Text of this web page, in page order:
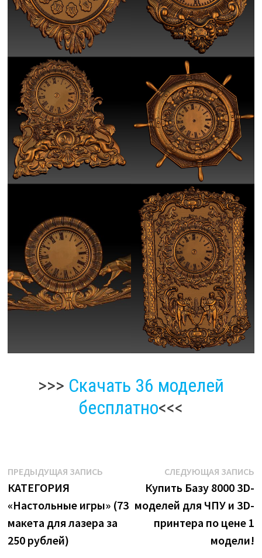
>>> Скачать 36 моделей
бесплатно<<<
Навигация
по
записям
ПРЕДЫДУЩАЯ ЗАПИСЬПредыдущая
КАТЕГОРИЯ
«Настольные игры» (73
макета для лазера за
250 рублей)
СЛЕДУЮЩАЯ ЗАПИСЬ
Купить Базу 8000 3D-
моделей для ЧПУ и 3D-
принтера по цене 1
модели!